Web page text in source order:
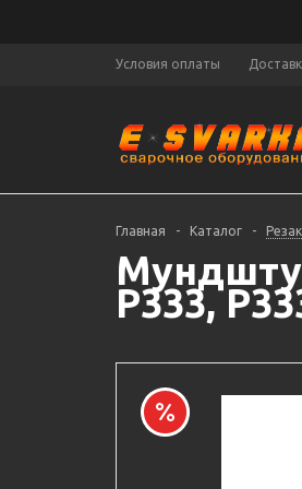
Условия оплаты
Главная - Каталог -
Р333,